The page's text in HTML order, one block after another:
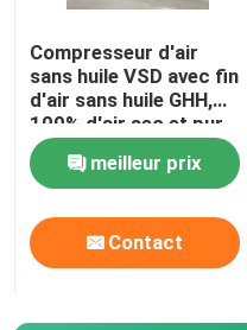
Compresseur d'air
sans huile VSD avec fin
d'air sans huile GHH,
100% d'air sec et pur
meilleur prix
Contact